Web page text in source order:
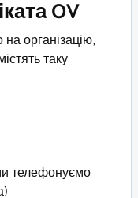
OV
організацію,
таку
телефонуємо